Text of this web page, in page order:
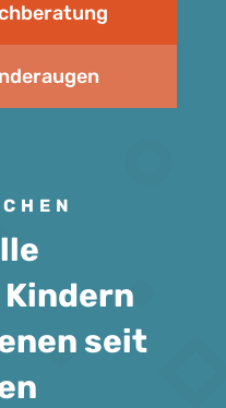
Kindern
seit